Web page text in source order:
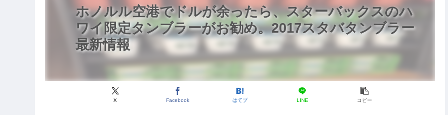
ホノルル空港でドルが余ったら、スターバックスのハ
ワイ限定タンブラーがお勧め。2017スタバタンブラー
最新情報
X Facebook はてブ LINE コピー